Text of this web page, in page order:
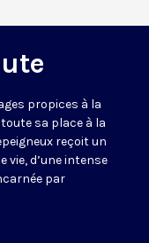
propices à la
sa place à la
reçoit un
vie, d’une intense
par